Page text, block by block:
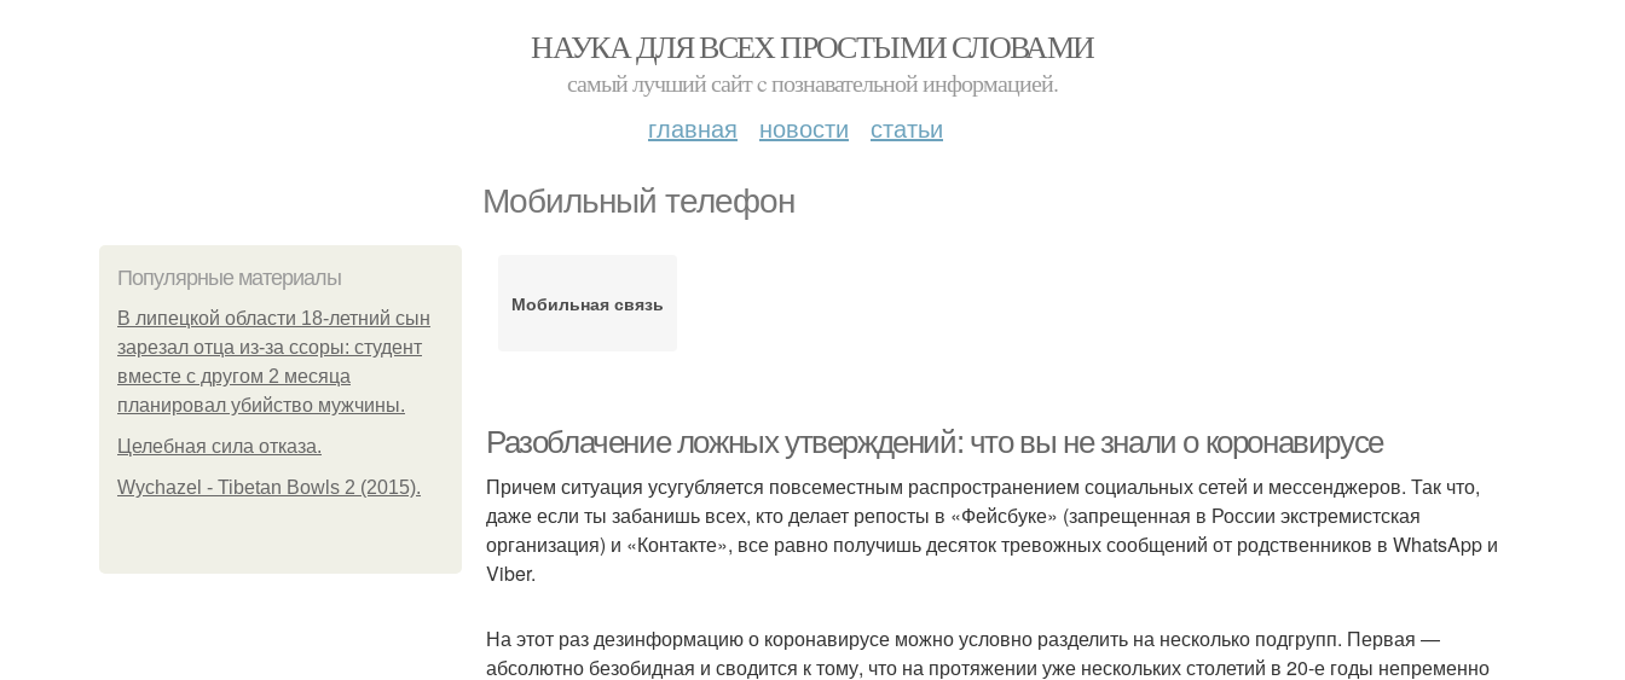
НАУКА ДЛЯ ВСЕХ ПРОСТЫМИ СЛОВАМИ
самый лучший сайт c познавательной информацией.
главная новости статьи
Мобильный телефон
Популярные материалы
В липецкой области 18-летний сын
зарезал отца из-за ссоры: студент
вместе с другом 2 месяца
планировал убийство мужчины.
Целебная сила отказа.
Wychazel - Tibetan Bowls 2 (2015).
Мобильная связь
Разоблачение ложных утверждений: что вы не знали о коронавирусе
Причем ситуация усугубляется повсеместным распространением социальных сетей и мессенджеров. Так что,
даже если ты забанишь всех, кто делает репосты в «Фейсбуке» (запрещенная в России экстремистская
организация) и «Контакте», все равно получишь десяток тревожных сообщений от родственников в WhatsApp и
Viber.
На этот раз дезинформацию о коронавирусе можно условно разделить на несколько подгрупп. Первая —
абсолютно безобидная и сводится к тому, что на протяжении уже нескольких столетий в 20-е годы непременно